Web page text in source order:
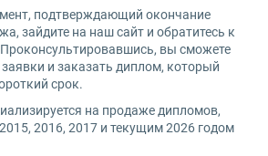
подтверждающий окончание
зайдите на наш сайт и обратитесь к
вы сможете
и заказать диплом, который
срок.
на продаже дипломов,
2016, 2017 и текущим 2026 годом